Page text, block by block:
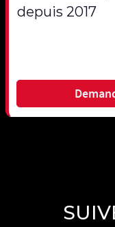
depuis 2017